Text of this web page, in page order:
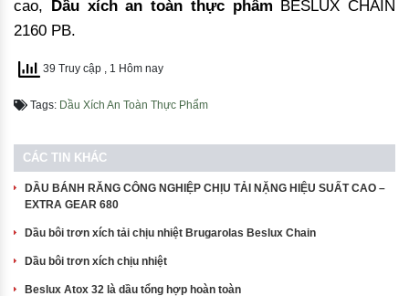
cao, Dầu xích an toàn thực phẩm BESLUX CHAIN
2160 PB.
39 Truy cập , 1 Hôm nay
Tags: Dầu Xích An Toàn Thực Phẩm
CÁC TIN KHÁC
DẦU BÁNH RĂNG CÔNG NGHIỆP CHỊU TẢI NẶNG HIỆU SUẤT CAO –
EXTRA GEAR 680
Dầu bôi trơn xích tải chịu nhiệt Brugarolas Beslux Chain
Dầu bôi trơn xích chịu nhiệt
Beslux Atox 32 là dầu tổng hợp hoàn toàn